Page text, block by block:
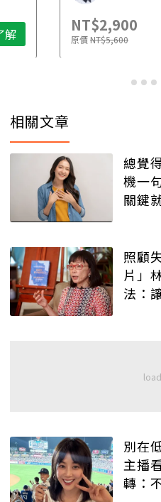
解 NT$2,900
原價NT$5,600
相關文章
總覺
機一
關鍵
照顧
片」
法：
別在
主播
轉：